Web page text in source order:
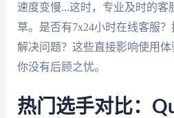
速度变慢...这时，专业及时的客
草。是否有7x24小时在线客服
解决问题？这些直接影响使用
你没有后顾之忧。
热门选手对比：